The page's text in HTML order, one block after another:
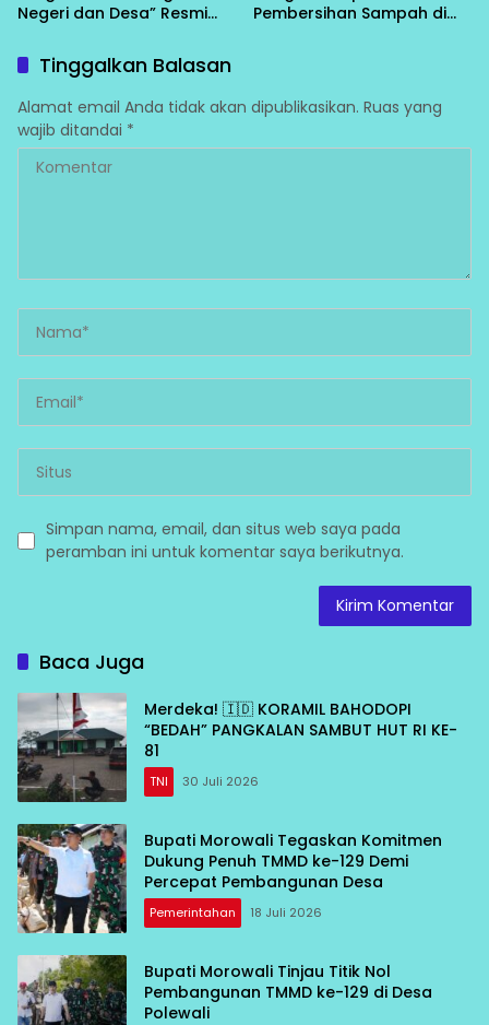
Negeri dan Desa” Resmi
Pembersihan Sampah di
Tinggalkan Balasan
Alamat email Anda tidak akan dipublikasikan. Ruas yang
wajib ditandai *
Simpan nama, email, dan situs web saya pada
peramban ini untuk komentar saya berikutnya.
Baca Juga
Merdeka! 🇮🇩 KORAMIL BAHODOPI
“BEDAH” PANGKALAN SAMBUT HUT RI KE-
81
TNI 30 Juli 2026
Bupati Morowali Tegaskan Komitmen
Dukung Penuh TMMD ke-129 Demi
Percepat Pembangunan Desa
Pemerintahan 18 Juli 2026
Bupati Morowali Tinjau Titik Nol
Pembangunan TMMD ke-129 di Desa
Polewali